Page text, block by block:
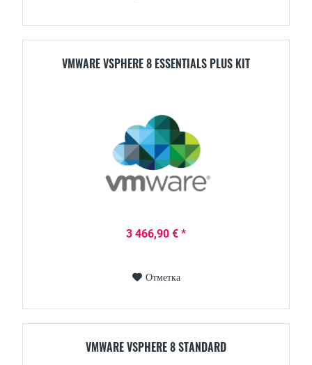
VMWARE VSPHERE 8 ESSENTIALS PLUS KIT
3 466,90 € *
Отметка
VMWARE VSPHERE 8 STANDARD